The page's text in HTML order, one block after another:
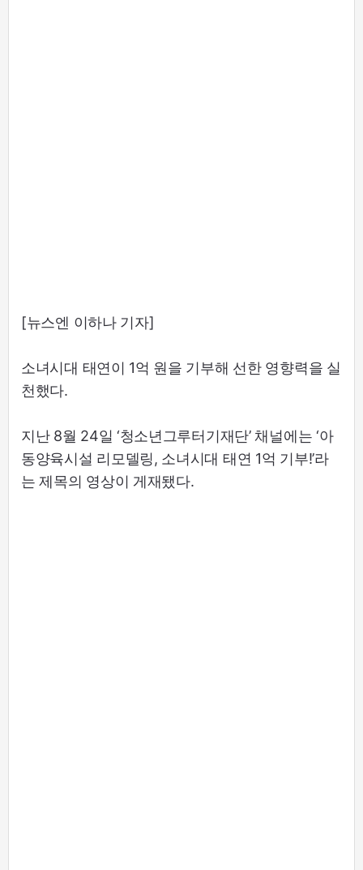
[뉴스엔 이하나 기자]
소녀시대 태연이 1억 원을 기부해 선한 영향력을 실
천했다.
지난 8월 24일 ‘청소년그루터기재단’ 채널에는 ‘아
동양육시설 리모델링, 소녀시대 태연 1억 기부!’라
는 제목의 영상이 게재됐다.